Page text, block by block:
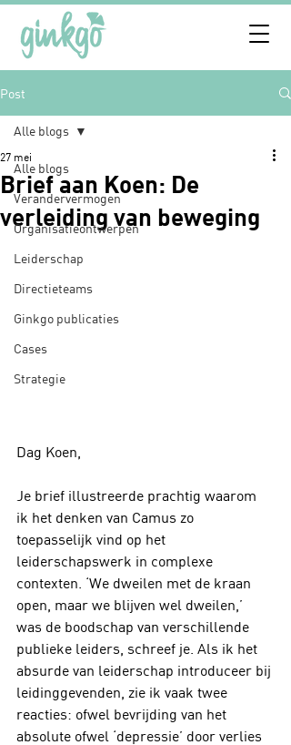
Post
Alle blogs
Verandervermogen
Organisatieontwerpen
Leiderschap
Directieteams
Ginkgo publicaties
Cases
Strategie
Alle blogs
Brief aan Koen: De
verleiding van beweging
27 mei
Dag Koen,
Je brief illustreerde prachtig waarom
ik het denken van Camus zo
toepasselijk vind op het
leiderschapswerk in complexe
contexten. ‘We dweilen met de kraan
open, maar we blijven wel dweilen,’
was de boodschap van verschillende
publieke leiders, schreef je. Als ik het
absurde van leiderschap introduceer bij
leidinggevenden, zie ik vaak twee
reacties: ofwel bevrijding van het
absolute ofwel ‘depressie’ door verlies